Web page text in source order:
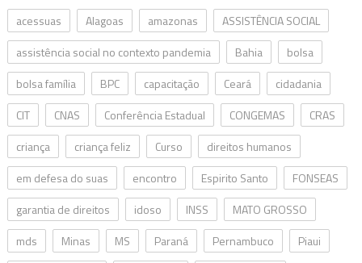
acessuas Alagoas amazonas
ASSISTÊNCIA SOCIAL
assistência social no contexto pandemia
Bahia
bolsa
bolsa família
BPC capacitação Ceará
cidadania
CIT
CNAS Conferência Estadual CONGEMAS
CRAS
criança
criança feliz Curso
direitos humanos
em defesa do suas
encontro Espirito Santo
FONSEAS
garantia de direitos
idoso INSS
MATO GROSSO
mds
Minas MS Paraná Pernambuco
Piaui